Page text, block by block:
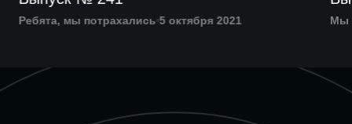
Ребята, мы потрахались 5 октября 2021 Мы